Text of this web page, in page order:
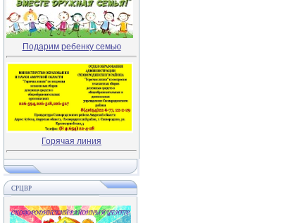
Подарим ребенку семью
Горячая линия
СРЦВР